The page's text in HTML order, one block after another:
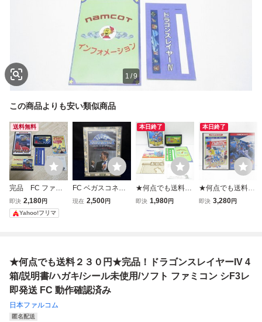
1 /9
この商品よりも安い類似商品
送料無料
完品 FC ファイ
ナルラップ 箱・説
明書・ハガキ・シ
ール付 ファミコン
即決 2,180円
Yahoo!フリマ
FC ベガスコネク
ション カジノから
現在 2,500円
本日終了
★何点でも送料２
３０円★完品！ 独
認済み
即決 1,980円
本日終了
★何点でも送料２
３０円★２点セッ
コン シF3レ即発
送
即決 3,280円
★何点でも送料２３０円★完品！ドラゴンスレイヤーIV 4
箱/説明書/ハガキ/シール未使用/ソフト ファミコン シF3レ
即発送 FC 動作確認済み
日本ファルコム
匿名配送